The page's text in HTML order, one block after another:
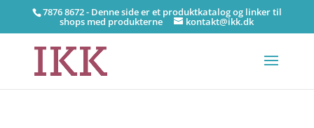
7876 8672 - Denne side er et produktkatalog og linker til
shops med produkterne kontakt@ikk.dk